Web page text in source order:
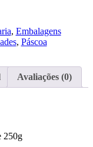
, Embalagens
, Páscoa
Avaliações (0)
250g